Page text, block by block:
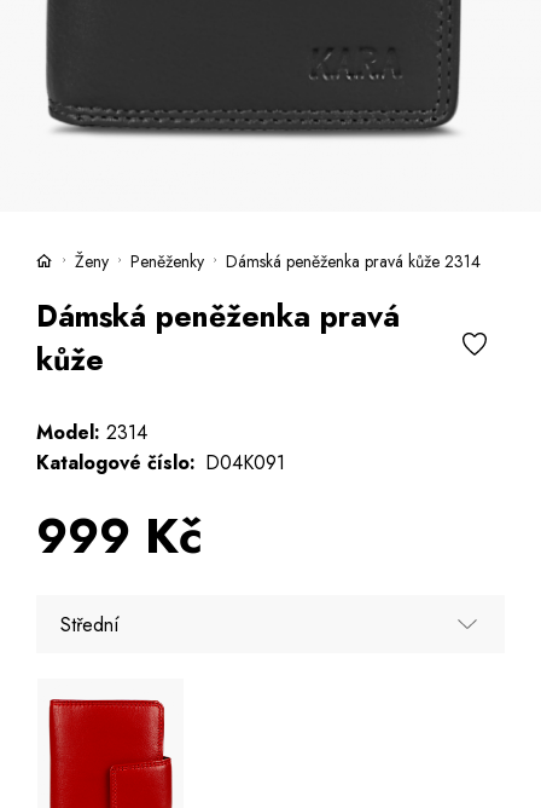
Ženy Peněženky Dámská peněženka pravá kůže 2314
Dámská peněženka pravá
kůže
Model: 2314
Katalogové číslo: D04K091
999 Kč
Střední